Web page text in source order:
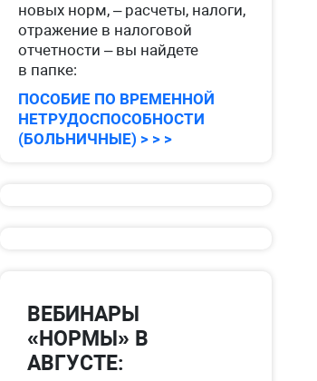
части такого
размере от
поверхностных
водными
размере от
Водосберегающие меры
платежи
за налоговый
– не позднее
годовой
новых норм, – расчеты, налоги,
отражение в налоговой
отчетности – вы найдете
в папке:
ПОСОБИЕ ПО ВРЕМЕННОЙ
НЕТРУДОСПОСОБНОСТИ
(БОЛЬНИЧНЫЕ) > > >
ВЕБИНАРЫ
«НОРМЫ» В
АВГУСТЕ: